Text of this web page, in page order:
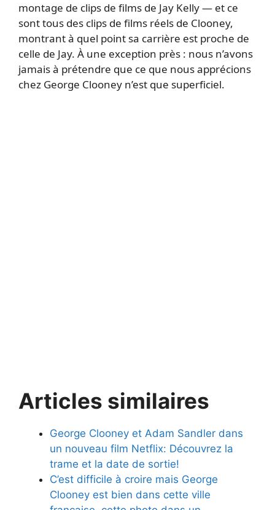
montage de clips de films de Jay Kelly — et ce
sont tous des clips de films réels de Clooney,
montrant à quel point sa carrière est proche de
celle de Jay. À une exception près : nous n’avons
jamais à prétendre que ce que nous apprécions
chez George Clooney n’est que superficiel.
Articles similaires
George Clooney et Adam Sandler dans
un nouveau film Netflix: Découvrez la
trame et la date de sortie!
C’est difficile à croire mais George
Clooney est bien dans cette ville